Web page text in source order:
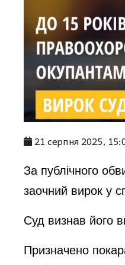
21 серпня 2025,
За публічного
заочний вирок у
Суд визнав його
Призначено